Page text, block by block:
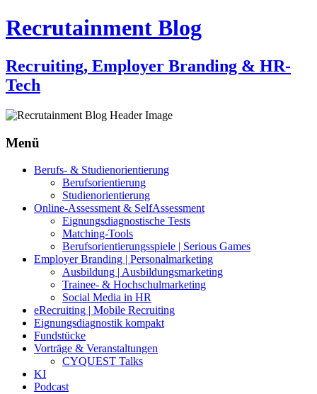
Recrutainment Blog
Recruiting, Employer Branding & HR-
Tech
Menü
Zum
Berufs- & Studienorientierung
Berufsorientierung
Studienorientierung
Online-Assessment & SelfAssessment
Eignungsdiagnostische Tests
Matching-Tools
Berufsorientierungsspiele | Serious Games
Employer Branding | Personalmarketing
Ausbildung | Ausbildungsmarketing
Trainee- & Hochschulmarketing
Social Media in HR
eRecruiting | Mobile Recruiting
Eignungsdiagnostik kompakt
Fundstücke
Vorträge & Veranstaltungen
CYQUEST Talks
KI
Podcast